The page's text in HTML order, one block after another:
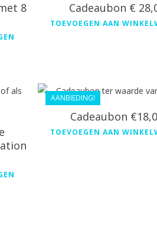
8
Cadeaubon €
TOEVOEGEN AAN
AANBIEDING!
Cadeaubon
TOEVOEGEN AAN